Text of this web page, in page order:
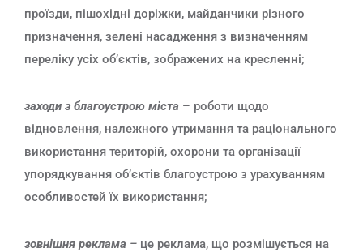
проїзди, пішохідні доріжки, майданчики різного
призначення, зелені насадження з визначенням
переліку усіх об’єктів, зображених на кресленні;
заходи з благоустрою міста – роботи щодо
відновлення, належного утримання та раціонального
використання територій, охорони та організації
упорядкування об’єктів благоустрою з урахуванням
особливостей їх використання;
зовнішня реклама – це реклама, що розмішується на